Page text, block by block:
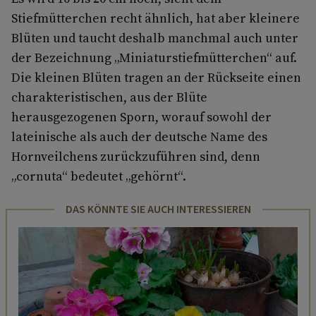
Stiefmütterchen recht ähnlich, hat aber kleinere
Blüten und taucht deshalb manchmal auch unter
der Bezeichnung „Miniaturstiefmütterchen“ auf.
Die kleinen Blüten tragen an der Rückseite einen
charakteristischen, aus der Blüte
herausgezogenen Sporn, worauf sowohl der
lateinische als auch der deutsche Name des
Hornveilchens zurückzuführen sind, denn
„cornuta“ bedeutet „gehörnt“.
DAS KÖNNTE SIE AUCH INTERESSIEREN